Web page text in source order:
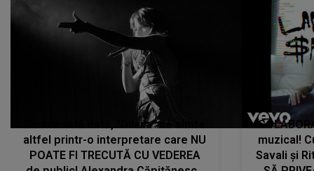
De această dată, "Dilaila" se simte
altfel printr-o interpretare care NU
POATE FI TRECUTĂ CU VEDEREA
muzical!
Savali și